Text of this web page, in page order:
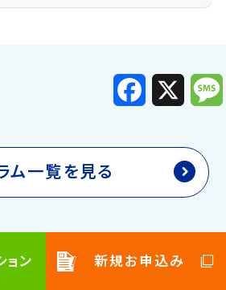
ョン 新規お申込み
F
c
o
X
ム一覧を見る
気代